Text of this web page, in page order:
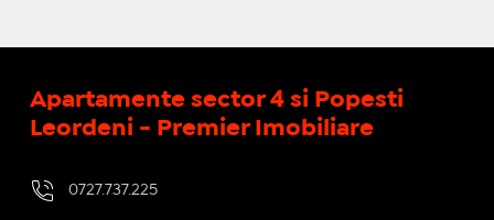
Apartamente sector 4 si Popesti
Leordeni - Premier Imobiliare
0727.737.225